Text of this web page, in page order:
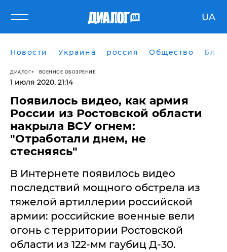
UA
Новости Украина россия Общество
ДИАЛОГ ВОЕННОЕ ОБОЗРЕНИЕ
1 июля 2020, 21:14
Появилось видео, как армия
России из Ростовской области
накрыла ВСУ огнем:
"Отработали днем, не
стесняясь"
В Интернете появилось видео
последствий мощного обстрела из
тяжелой артиллерии российской
армии: российские военные вели
огонь с территории Ростовской
области из 122-мм гаубиц Д-30.